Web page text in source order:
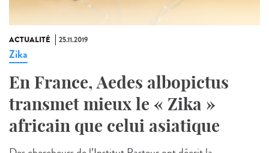
ACTUALITÉ 25.11.2019
Zika
En France, Aedes albopictus
transmet mieux le « Zika »
africain que celui asiatique